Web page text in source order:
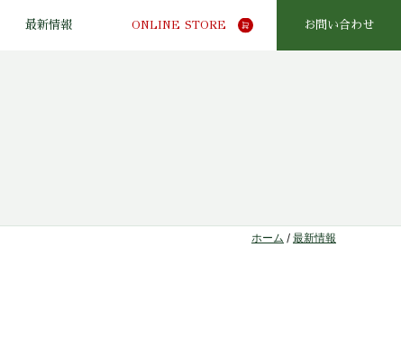
最新情報 ONLINE STORE お問い合わせ
ホーム / 最新情報